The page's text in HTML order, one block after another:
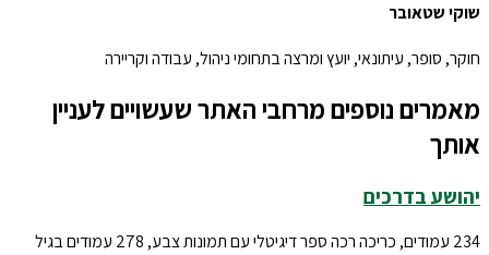
שוקי שטאובר
חוקר, סופר, עיתונאי, יועץ ומרצה בתחומי ניהול, עבודה וקריירה
מאמרים נוספים מרחבי האתר שעשויים לעניין
אותך
יהושע בדרכים
234 עמודים, כריכה רכה ספר דיגיטלי עם תמונות צבע, 278 עמודים בגיל